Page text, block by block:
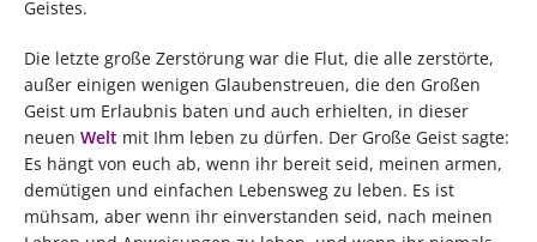
Geistes.
Die letzte große Zerstörung war die Flut, die alle zerstörte,
außer einigen wenigen Glaubenstreuen, die den Großen
Geist um Erlaubnis baten und auch erhielten, in dieser
neuen Welt mit Ihm leben zu dürfen. Der Große Geist sagte:
Es hängt von euch ab, wenn ihr bereit seid, meinen armen,
demütigen und einfachen Lebensweg zu leben. Es ist
mühsam, aber wenn ihr einverstanden seid, nach meinen